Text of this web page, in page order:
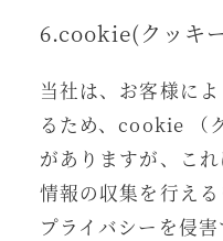
6.cookie(クッキ
当社は、お客様に
るため、cookie （
がありますが、こ
情報の収集を行え
プライバシーを侵